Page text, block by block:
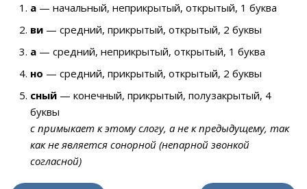
а — начальный, неприкрытый, открытый, 1 буква
ви — средний, прикрытый, открытый, 2 буквы
а — средний, неприкрытый, открытый, 1 буква
но — средний, прикрытый, открытый, 2 буквы
сный — конечный, прикрытый, полузакрытый, 4
буквы
с примыкает к этому слогу, а не к предыдущему, так
как не является сонорной (непарной звонкой
согласной)